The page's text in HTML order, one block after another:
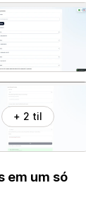
+ 2 til
em um só